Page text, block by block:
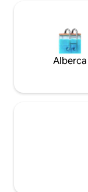
Alberca